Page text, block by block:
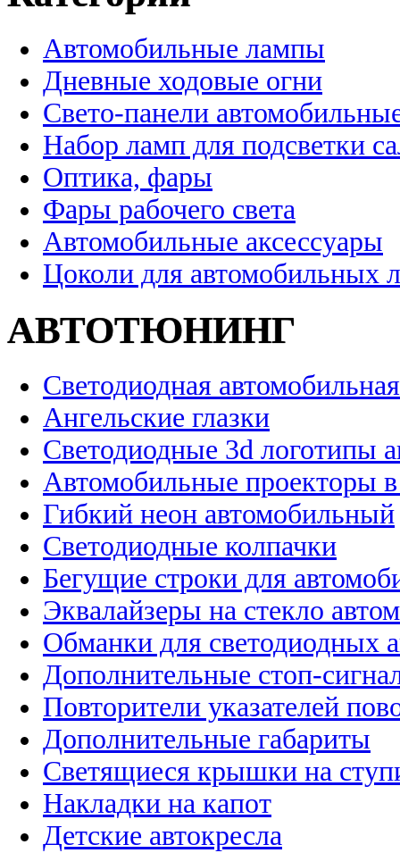
Автомобильные лампы
Дневные ходовые огни
Свето-панели
Набор ламп для подсветки
Оптика, фары
Фары рабочего света
Автомобильные аксессуары
Цоколи для автомобильных
АВТОТЮНИНГ
Светодиодная
Ангельские глазки
Светодиодные 3d логотипы
Автомобильные проекторы
Гибкий неон автомобильный
Светодиодные колпачки
Бегущие строки для
Эквалайзеры на стекло
Обманки для светодиодных
Дополнительные стоп-
Повторители указателей
Дополнительные габариты
Светящиеся крышки на
Накладки на капот
Детские автокресла